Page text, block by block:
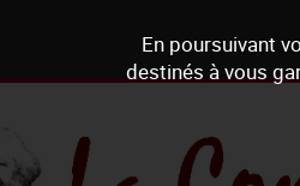
En poursuivant
destinés à vous